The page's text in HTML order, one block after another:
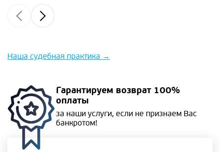
Наша судебная практика →
Гарантируем возврат 100%
оплаты
за наши услуги, если не признаем Вас
банкротом!